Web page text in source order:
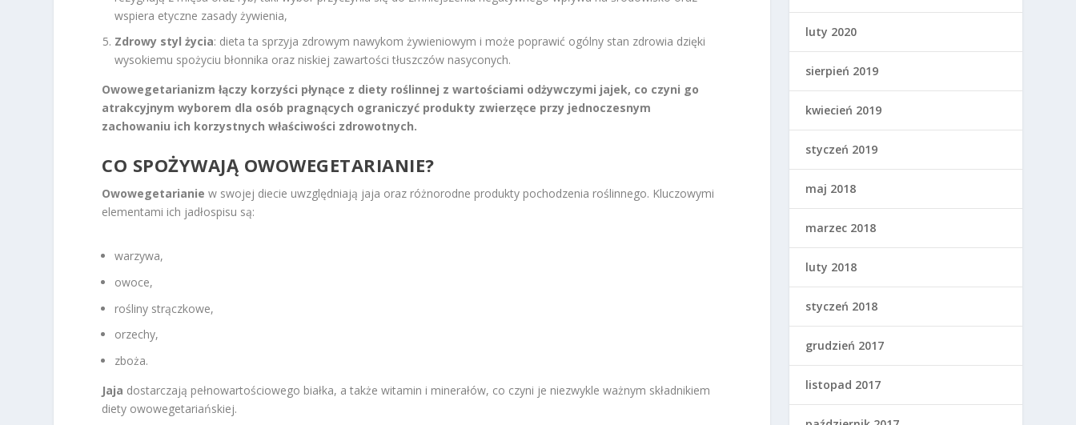
wspiera etyczne zasady żywienia,
Zdrowy styl życia: dieta ta sprzyja zdrowym nawykom żywieniowym i może poprawić ogólny stan zdrowia dzięki
wysokiemu spożyciu błonnika oraz niskiej zawartości tłuszczów nasyconych.
Owowegetarianizm łączy korzyści płynące z diety roślinnej z wartościami odżywczymi jajek, co czyni go
atrakcyjnym wyborem dla osób pragnących ograniczyć produkty zwierzęce przy jednoczesnym
zachowaniu ich korzystnych właściwości zdrowotnych.
CO SPOŻYWAJĄ OWOWEGETARIANIE?
Owowegetarianie w swojej diecie uwzględniają jaja oraz różnorodne produkty pochodzenia roślinnego. Kluczowymi
elementami ich jadłospisu są:
warzywa,
owoce,
rośliny strączkowe,
orzechy,
zboża.
Jaja dostarczają pełnowartościowego białka, a także witamin i minerałów, co czyni je niezwykle ważnym składnikiem
diety owowegetariańskiej.
luty 2020
sierpień 2019
kwiecień 2019
styczeń 2019
maj 2018
marzec 2018
luty 2018
styczeń 2018
grudzień 2017
listopad 2017